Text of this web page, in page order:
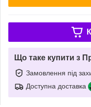
Що таке купити з
Замовлення під
Доступна доставка